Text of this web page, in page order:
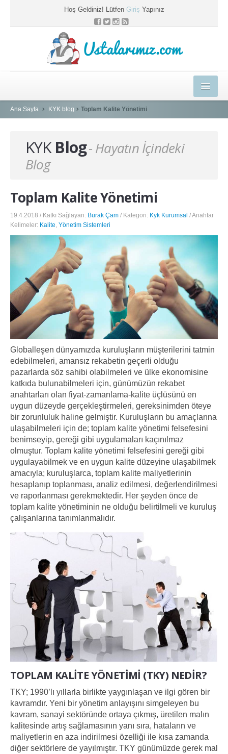
Hoş Geldiniz! Lütfen Giriş Yapınız
Ustalarımız.com
HEDİYELER
KYK BLOG
PROFESYONEL ÇÖZÜMLER
SEPETİM
Ana Sayfa KYK blog Toplam Kalite Yönetimi
KYKBlog- Hayatın İçindeki
Blog
Toplam Kalite Yönetimi
19.4.2018 / Katkı Sağlayan: Burak Çam / Kategori: Kyk Kurumsal / Anahtar
Kelimeler: Kalite Yönetim Sistemleri
Globalleşen dünyamızda kuruluşların müşterilerini tatmin
edebilmeleri, amansız rekabetin geçerli olduğu
pazarlarda söz sahibi olabilmeleri ve ülke ekonomisine
katkıda bulunabilmeleri için, günümüzün rekabet
anahtarları olan fiyat-zamanlama-kalite üçlüsünü en
uygun düzeyde gerçekleştirmeleri, gereksinimden öteye
bir zorunluluk haline gelmiştir. Kuruluşların bu amaçlarına
ulaşabilmeleri için de; toplam kalite yönetimi felsefesini
benimseyip, gereği gibi uygulamaları kaçınılmaz
olmuştur. Toplam kalite yönetimi felsefesini gereği gibi
uygulayabilmek ve en uygun kalite düzeyine ulaşabilmek
amacıyla; kuruluşlarca, toplam kalite maliyetlerinin
hesaplanıp toplanması, analiz edilmesi, değerlendirilmesi
ve raporlanması gerekmektedir. Her şeyden önce de
toplam kalite yönetiminin ne olduğu belirtilmeli ve kuruluş
çalışanlarına tanımlanmalıdır.
TOPLAM KALİTE YÖNETİMİ (TKY) NEDİR?
TKY; 1990’lı yıllarla birlikte yaygınlaşan ve ilgi gören bir
kavramdır. Yeni bir yönetim anlayışını simgeleyen bu
kavram, sanayi sektöründe ortaya çıkmış, üretilen malın
kalitesinde artış sağlamasının yanı sıra, hataların ve
maliyetlerin en aza indirilmesi özelliği ile kısa zamanda
diğer sektörlere de yayılmıştır. TKY günümüzde gerek mal